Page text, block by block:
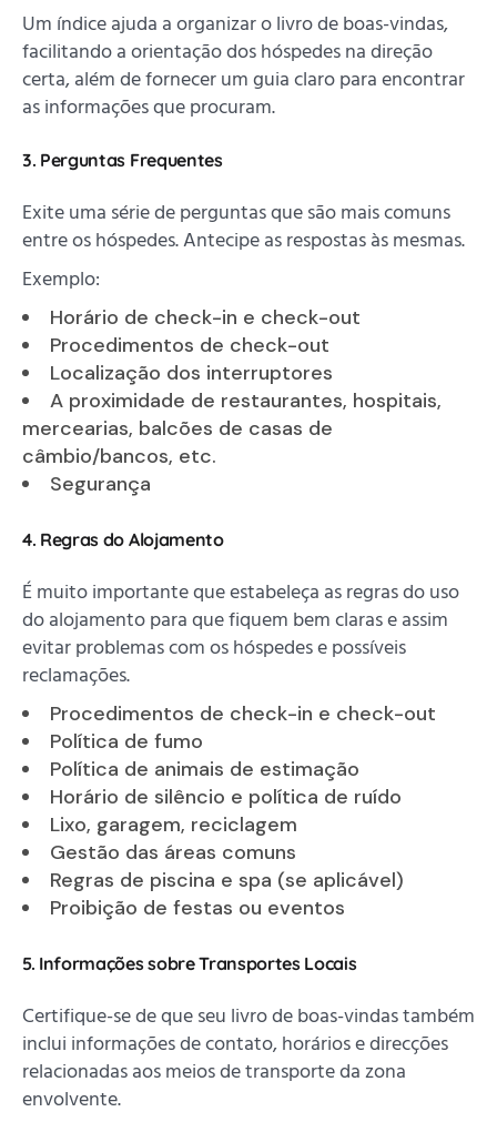
Um índice ajuda a organizar o livro de boas-vindas,
facilitando a orientação dos hóspedes na direção
certa, além de fornecer um guia claro para encontrar
as informações que procuram.
3. Perguntas Frequentes
Exite uma série de perguntas que são mais comuns
entre os hóspedes. Antecipe as respostas às mesmas.
Exemplo:
Horário de check-in e check-out
Procedimentos de check-out
Localização dos interruptores
A proximidade de restaurantes, hospitais,
mercearias, balcões de casas de
câmbio/bancos, etc.
Segurança
4. Regras do Alojamento
É muito importante que estabeleça as regras do uso
do alojamento para que fiquem bem claras e assim
evitar problemas com os hóspedes e possíveis
reclamações.
Procedimentos de check-in e check-out
Política de fumo
Política de animais de estimação
Horário de silêncio e política de ruído
Lixo, garagem, reciclagem
Gestão das áreas comuns
Regras de piscina e spa (se aplicável)
Proibição de festas ou eventos
5. Informações sobre Transportes Locais
Certifique-se de que seu livro de boas-vindas também
inclui informações de contato, horários e direcções
relacionadas aos meios de transporte da zona
envolvente.